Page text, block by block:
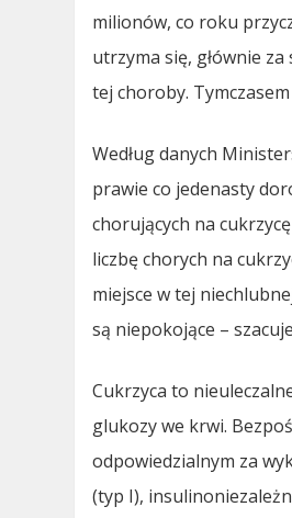
milionów, co roku
utrzyma się, głównie
tej choroby.
Według danych
prawie co jedenasty
chorujących na
liczbę chorych na
miejsce w tej
są niepokojące –
Cukrzyca to
glukozy we krwi.
odpowiedzialnym za
(typ I),